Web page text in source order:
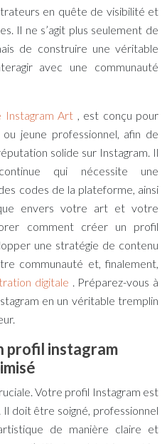
en quête de visibilité et
Il ne s’agit plus seulement de
de construire une véritable
avec une communauté
Instagram Art , est conçu pour
jeune professionnel, afin de
solide sur Instagram. Il
qui nécessite une
codes de la plateforme, ainsi
envers votre art et votre
comment créer un profil
une stratégie de contenu
communauté et, finalement,
digitale . Préparez-vous à
en un véritable tremplin
profil instagram
Votre profil Instagram est
doit être soigné, professionnel
de manière claire et